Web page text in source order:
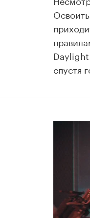
спустя